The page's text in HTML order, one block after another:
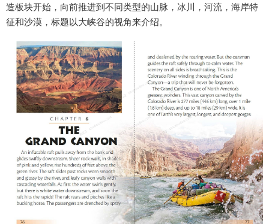
造板块开始，向前推进到不同类型的山脉，冰川，河流，海岸特
征和沙漠，标题以大峡谷的视角来介绍。